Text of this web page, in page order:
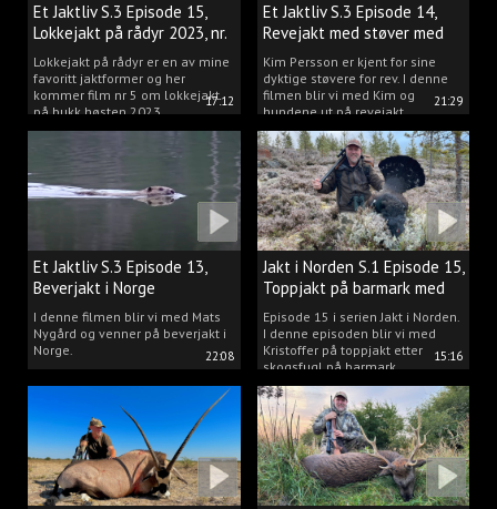
17:12
Et Jaktliv S.3 Episode 15,
Lokkejakt på rådyr 2023, nr.
5Lokkejakt på rådyr er en av mine
favoritt jaktformer og her
kommer film nr 5 om lokkejakt
på bukk høsten 2023.
21:29
Et Jaktliv S.3 Episode 14,
Revejakt med støver med
Kim Persson
Kim Persson er kjent for sine
dyktige støvere for rev. I denne
filmen blir vi med Kim og
hundene ut på revejakt.
22:08
Et Jaktliv S.3 Episode 13,
Beverjakt i Norge
I denne filmen blir vi med Mats
Nygård og venner på beverjakt i
Norge.
15:16
Jakt i Norden S.1 Episode 15,
Toppjakt på barmark med
Kristoffer Clausen
Episode 15 i serien Jakt i Norden.
I denne episoden blir vi med
Kristoffer på toppjakt etter
skogsfugl på barmark.